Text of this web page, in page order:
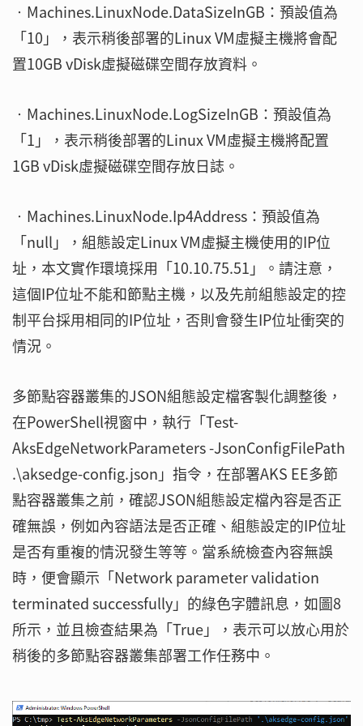
‧Machines.LinuxNode.DataSizeInGB：預設值為
「10」，表示稍後部署的Linux VM虛擬主機將會配
置10GB vDisk虛擬磁碟空間存放資料。
‧Machines.LinuxNode.LogSizeInGB：預設值為
「1」，表示稍後部署的Linux VM虛擬主機將配置
1GB vDisk虛擬磁碟空間存放日誌。
‧Machines.LinuxNode.Ip4Address：預設值為
「null」，組態設定Linux VM虛擬主機使用的IP位
址，本文實作環境採用「10.10.75.51」。請注意，
這個IP位址不能和節點主機，以及先前組態設定的控
制平台採用相同的IP位址，否則會發生IP位址衝突的
情況。
多節點容器叢集的JSON組態設定檔客製化調整後，
在PowerShell視窗中，執行「Test-
AksEdgeNetworkParameters -JsonConfigFilePath
.\aksedge-config.json」指令，在部署AKS EE多節
點容器叢集之前，確認JSON組態設定檔內容是否正
確無誤，例如內容語法是否正確、組態設定的IP位址
是否有重複的情況發生等等。當系統檢查內容無誤
時，便會顯示「Network parameter validation
terminated successfully」的綠色字體訊息，如圖8
所示，並且檢查結果為「True」，表示可以放心用於
稍後的多節點容器叢集部署工作任務中。